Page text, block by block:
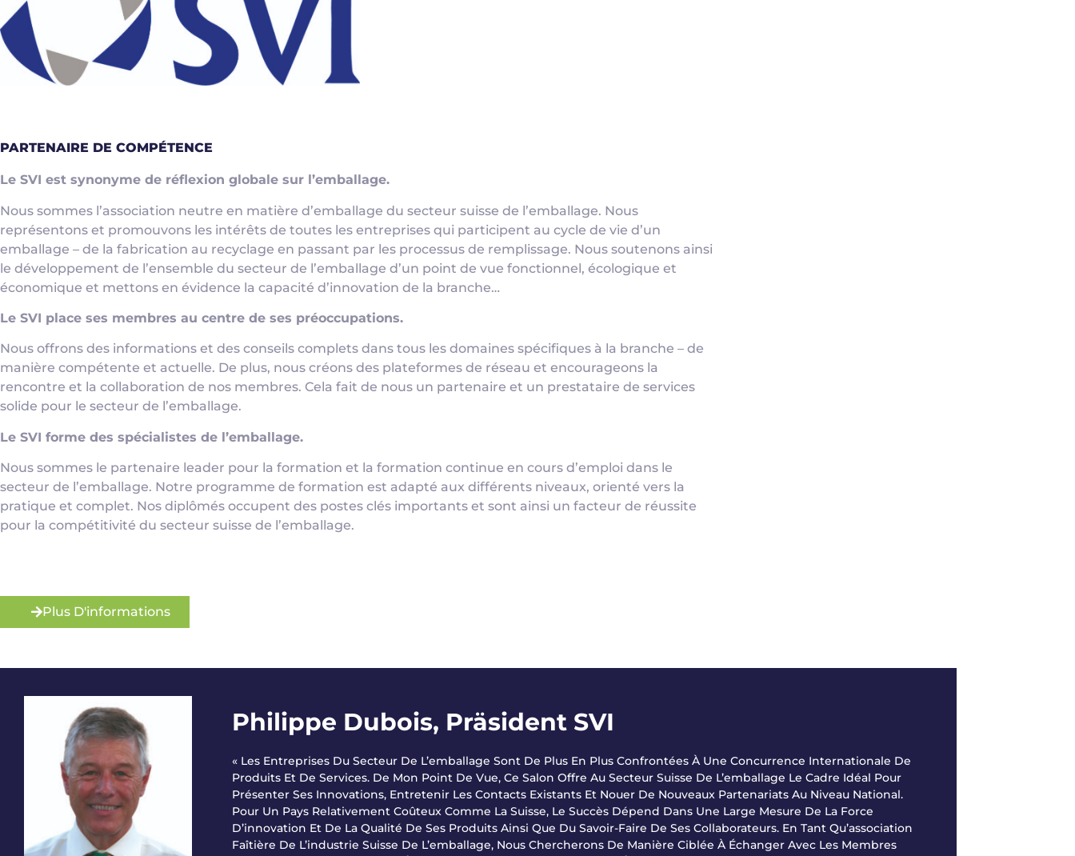
PARTENAIRE DE COMPÉTENCE
Le SVI est synonyme de réflexion globale sur l’emballage.
Nous sommes l’association neutre en matière d’emballage du secteur suisse de l’emballage. Nous
représentons et promouvons les intérêts de toutes les entreprises qui participent au cycle de vie d’un
emballage – de la fabrication au recyclage en passant par les processus de remplissage. Nous soutenons ainsi
le développement de l’ensemble du secteur de l’emballage d’un point de vue fonctionnel, écologique et
économique et mettons en évidence la capacité d’innovation de la branche…
Le SVI place ses membres au centre de ses préoccupations.
Nous offrons des informations et des conseils complets dans tous les domaines spécifiques à la branche – de
manière compétente et actuelle. De plus, nous créons des plateformes de réseau et encourageons la
rencontre et la collaboration de nos membres. Cela fait de nous un partenaire et un prestataire de services
solide pour le secteur de l’emballage.
Le SVI forme des spécialistes de l’emballage.
Nous sommes le partenaire leader pour la formation et la formation continue en cours d’emploi dans le
secteur de l’emballage. Notre programme de formation est adapté aux différents niveaux, orienté vers la
pratique et complet. Nos diplômés occupent des postes clés importants et sont ainsi un facteur de réussite
pour la compétitivité du secteur suisse de l’emballage.
Plus D'informations
Philippe Dubois, Präsident SVI
« Les Entreprises Du Secteur De L’emballage Sont De Plus En Plus Confrontées À Une Concurrence Internationale De
Produits Et De Services. De Mon Point De Vue, Ce Salon Offre Au Secteur Suisse De L’emballage Le Cadre Idéal Pour
Présenter Ses Innovations, Entretenir Les Contacts Existants Et Nouer De Nouveaux Partenariats Au Niveau National.
Pour Un Pays Relativement Coûteux Comme La Suisse, Le Succès Dépend Dans Une Large Mesure De La Force
D’innovation Et De La Qualité De Ses Produits Ainsi Que Du Savoir-Faire De Ses Collaborateurs. En Tant Qu’association
Faîtière De L’industrie Suisse De L’emballage, Nous Chercherons De Manière Ciblée À Échanger Avec Les Membres